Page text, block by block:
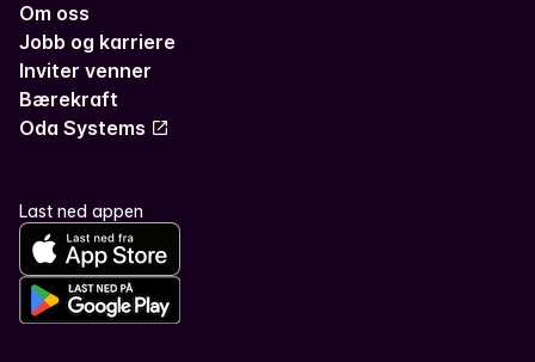
Om oss
Jobb og karriere
Inviter venner
Bærekraft
Oda Systems
Last ned appen